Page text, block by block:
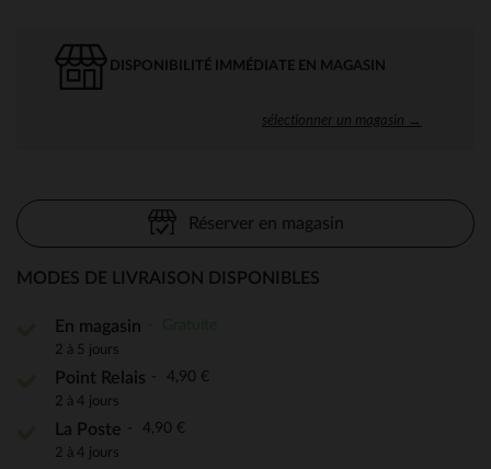
DISPONIBILITÉ IMMÉDIATE EN MAGASIN
sélectionner un magasin →
Réserver en magasin
MODES DE LIVRAISON DISPONIBLES
En magasin
2 à 5 jours
Point Relais 4,90 €
2 à 4 jours
La Poste 4,90 €
2 à 4 jours